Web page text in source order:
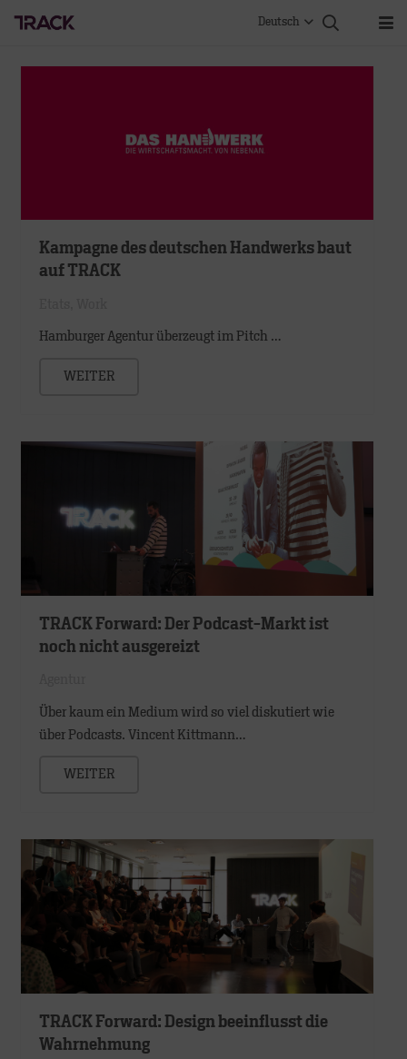
Deutsch
Kampagne des deutschen Handwerks baut
auf TRACK
Hamburger Agentur überzeugt im Pitch …
WEITER
TRACK Forward: Der Podcast-Markt ist
noch nicht ausgereizt
Über kaum ein Medium wird so viel diskutiert wie
über Podcasts. Vincent Kittmann…
WEITER
TRACK Forward: Design beeinflusst die
Wahrnehmung